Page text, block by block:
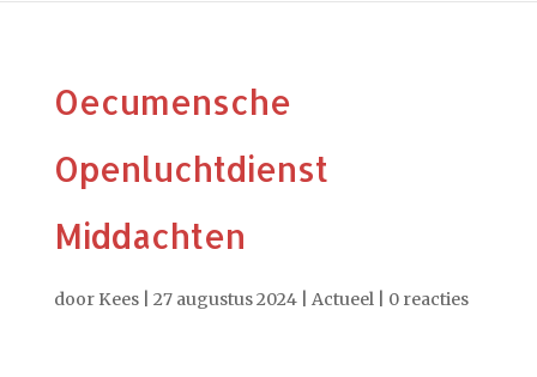
Oecumensche
Openluchtdienst
Middachten
door Kees| 27 augustus 2024| Actueel| 0 reacties